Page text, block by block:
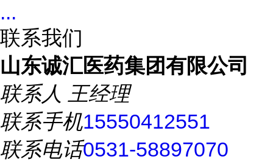
...
联系我们
山东诚汇医药集团有限公司
联系人 王经理
联系手机15550412551
联系电话0531-58897070